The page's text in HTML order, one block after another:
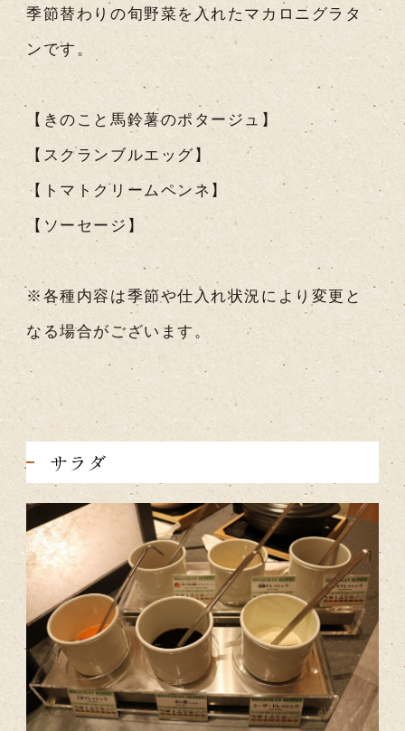
季節替わりの旬野菜を入れたマカロニグラタ
ンです。
【きのこと馬鈴薯のポタージュ】
【スクランブルエッグ】
【トマトクリームペンネ】
【ソーセージ】
※各種内容は季節や仕入れ状況により変更と
なる場合がございます。
サラダ